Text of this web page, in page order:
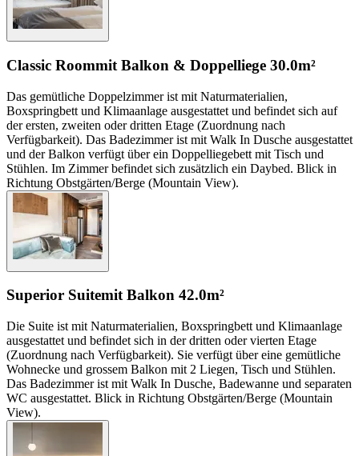
Classic Roommit Balkon & Doppelliege 30.0m²
Das gemütliche Doppelzimmer ist mit Naturmaterialien,
Boxspringbett und Klimaanlage ausgestattet und befindet sich auf
der ersten, zweiten oder dritten Etage (Zuordnung nach
Verfügbarkeit). Das Badezimmer ist mit Walk In Dusche ausgestattet
und der Balkon verfügt über ein Doppelliegebett mit Tisch und
Stühlen. Im Zimmer befindet sich zusätzlich ein Daybed. Blick in
Richtung Obstgärten/Berge (Mountain View).
Superior Suitemit Balkon 42.0m²
Die Suite ist mit Naturmaterialien, Boxspringbett und Klimaanlage
ausgestattet und befindet sich in der dritten oder vierten Etage
(Zuordnung nach Verfügbarkeit). Sie verfügt über eine gemütliche
Wohnecke und grossem Balkon mit 2 Liegen, Tisch und Stühlen.
Das Badezimmer ist mit Walk In Dusche, Badewanne und separaten
WC ausgestattet. Blick in Richtung Obstgärten/Berge (Mountain
View).